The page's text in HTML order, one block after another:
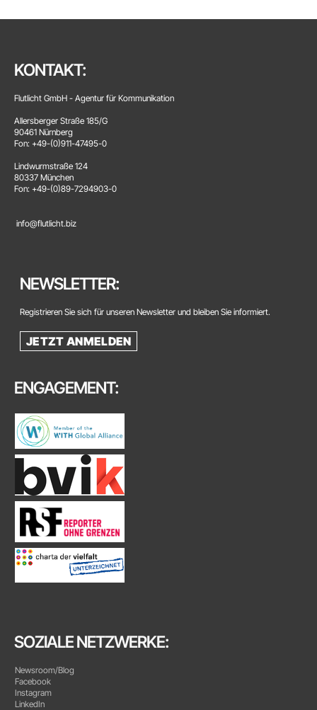
KONTAKT:
Flutlicht GmbH - Agentur für Kommunikation
Allersberger Straße 185/G
90461 Nürnberg
Fon: +49-(0)911-47495-0
Lindwurmstraße 124
80337 München
Fon: +49-(0)89-7294903-0
info@flutlicht.biz
NEWSLETTER:
Registrieren Sie sich für unseren Newsletter und bleiben Sie informiert.
JETZT ANMELDEN
ENGAGEMENT:
SOZIALE NETZWERKE:
Newsroom/Blog
Facebook
Instagram
LinkedIn